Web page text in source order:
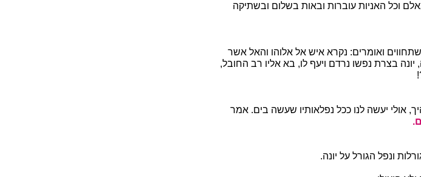
וכל האניות עוברות ובאות בשלום ובשתיקה
ואומרים: נקרא איש אל אלוהו והאל אשר
יונה בצרת נפשו נרדם ויעף לו, בא אליו רב החובל,
אולי יעשה לנו ככל נפלאותיו שעשה בים. אמר
ונפל הגורל על יונה.